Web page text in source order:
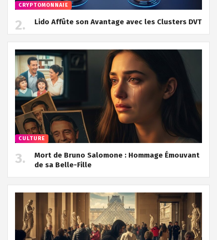
CRYPTOMONNAIE
Lido Affûte son Avantage avec les Clusters DVT
CULTURE
Mort de Bruno Salomone : Hommage Émouvant
de sa Belle-Fille